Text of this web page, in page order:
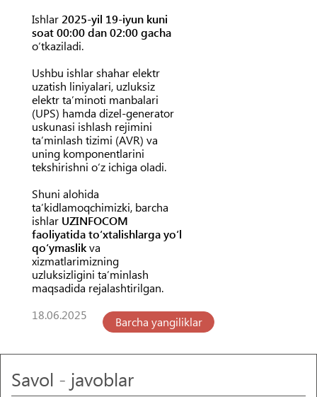
Ishlar 2025-yil 19-iyun kuni
soat 00:00 dan 02:00 gacha
oʻtkaziladi.
Ushbu ishlar shahar elektr
uzatish liniyalari, uzluksiz
elektr taʼminoti manbalari
(UPS) hamda dizel-generator
uskunasi ishlash rejimini
taʼminlash tizimi (AVR) va
uning komponentlarini
tekshirishni oʻz ichiga oladi.
Shuni alohida
taʼkidlamoqchimizki, barcha
ishlar UZINFOCOM
faoliyatida toʻxtalishlarga yoʻl
qoʻymaslikva
xizmatlarimizning
uzluksizligini taʼminlash
maqsadida rejalashtirilgan.
18.06.2025
Barcha yangiliklar
Savol - javoblar